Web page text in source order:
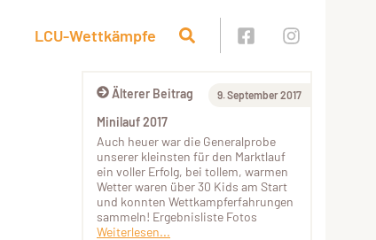
LCU-Wettkämpfe
Älterer Beitrag 9. September 2017
Minilauf 2017
Auch heuer war die Generalprobe
unserer kleinsten für den Marktlauf
ein voller Erfolg, bei tollem, warmen
Wetter waren über 30 Kids am Start
und konnten Wettkampferfahrungen
sammeln! Ergebnisliste Fotos
Weiterlesen...